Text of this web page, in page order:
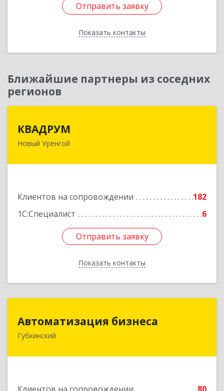
Отправить заявку
Показать контакты
Отправить заявку
Назад
Ближайшие партнеры из соседних
регионов
КВАДРУМ
Новый Уренгой
Клиентов на сопровождении
182
1С:Специалист
6
Отправить заявку
Показать контакты
629309, Ямало-Ненецкий АО, Новый Уренгой г,
Отправить заявку
Назад
Автоматизация бизнеса
Губкинский
Автоматизация бизнеса
629830, Ямало-Ненецкий АО, Губкинский г,